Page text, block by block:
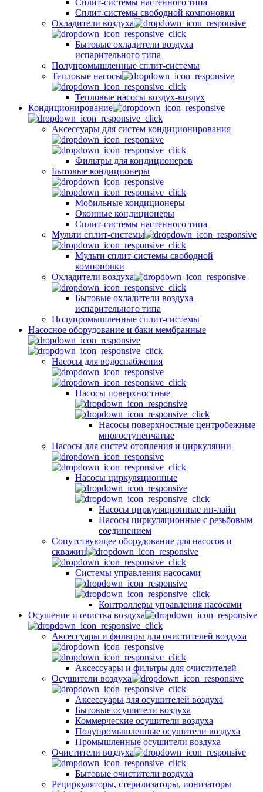
Сплит-системы настенного типа
Сплит-системы свободной компоновки
Охладители воздуха
Бытовые охладители воздуха
испарительного типа
Полупромышленные сплит-системы
Тепловые насосы
Тепловые насосы воздух-воздух
Кондиционирование
Аксессуары для систем кондиционирования
Фильтры для кондиционеров
Бытовые кондиционеры
Мобильные кондиционеры
Оконные кондиционеры
Сплит-системы настенного типа
Мульти сплит-системы
Мульти сплит-системы свободной
компоновки
Охладители воздуха
Бытовые охладители воздуха
испарительного типа
Полупромышленные сплит-системы
Насосное оборудование и баки мембранные
Насосы для водоснабжения
Насосы поверхностные
Насосы поверхностные центробежные
многоступенчатые
Насосы для систем отопления и циркуляции
Насосы циркуляционные
Насосы циркуляционные ин-лайн
Насосы циркуляционные с резьбовым
соединением
Сопутствующее оборудование для насосов и
скважин
Системы управления насосами
Контроллеры управления насосами
Осушение и очистка воздуха
Аксессуары и фильтры для очистителей воздуха
Аксессуары и фильтры для очистителей
Осушители воздуха
Аксессуары для осушителей воздуха
Бытовые осушители воздуха
Коммерческие осушители воздуха
Полупромышленные осушители воздуха
Промышленные осушители воздуха
Очистители воздуха
Бытовые очистители воздуха
Рециркуляторы, стерилизаторы, ионизаторы